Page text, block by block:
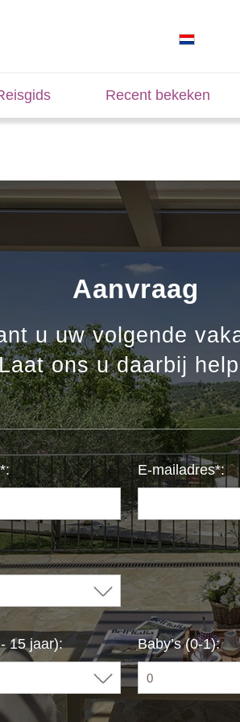
Recent bekeken
Aanvraag
u uw volgende
ons u daarbij
E-mailadres*:
15 jaar): Baby’s (0-1):